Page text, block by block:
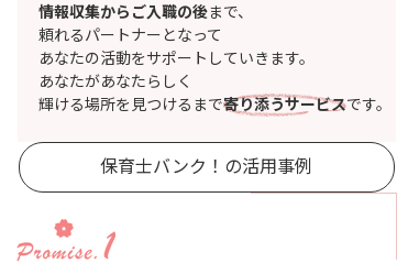
情報収集からご入職の後まで、
頼れるパートナーとなって
あなたの活動をサポートしていきます。
あなたがあなたらしく
輝ける場所を見つけるまで寄り添うサービスです。
保育士バンク！の活用事例